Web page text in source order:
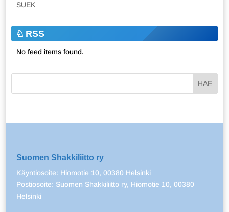
SUEK
RSS
No feed items found.
Suomen Shakkiliitto ry
Käyntiosoite: Hiomotie 10, 00380 Helsinki
Postiosoite: Suomen Shakkiliitto ry, Hiomotie 10, 00380
Helsinki